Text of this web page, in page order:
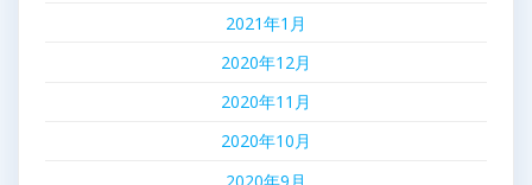
2021年1月
2020年12月
2020年11月
2020年10月
2020年9月